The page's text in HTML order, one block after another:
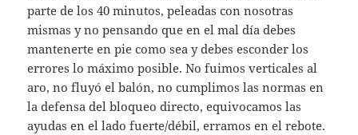
parte de los 40 minutos, peleadas con nosotras
mismas y no pensando que en el mal día debes
mantenerte en pie como sea y debes esconder los
errores lo máximo posible. No fuimos verticales al
aro, no fluyó el balón, no cumplimos las normas en
la defensa del bloqueo directo, equivocamos las
ayudas en el lado fuerte/débil, erramos en el rebote.